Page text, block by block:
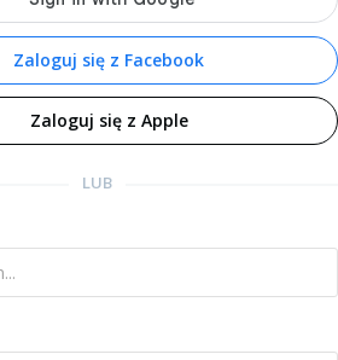
Zaloguj się z Facebook
Zaloguj się z Apple
LUB